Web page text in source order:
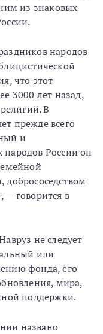
из знаковых
народов
что этот
3000 лет назад,
В
прежде всего
и
России он
— говорится в
не следует
или
фонда, его
мира,
поддержки.
названо